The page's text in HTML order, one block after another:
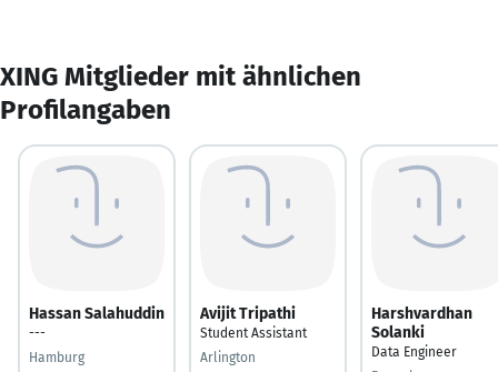
XING Mitglieder mit ähnlichen
Profilangaben
Hassan Salahuddin
---
Hamburg
Avijit Tripathi
Student Assistant
Arlington
Harshvardhan
Solanki
Data Engineer